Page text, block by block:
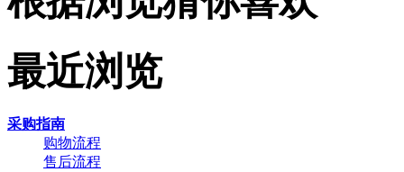
最近浏览
采购指南
购物流程
售后流程